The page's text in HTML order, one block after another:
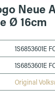
Neue
Ø 16cm
1S6853601E
1S6853601E
Original